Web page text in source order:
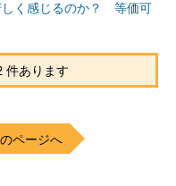
しく感じるのか？ 等価可
件あります
ページへ